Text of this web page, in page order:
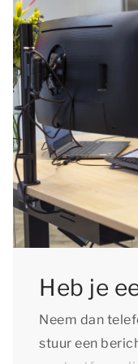
Heb je
Neem dan
stuur een